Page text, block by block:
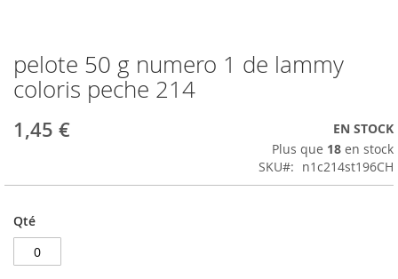
Passer
au
début
la
pelote 50 g numero 1 de lammy
coloris peche 214
1,45 €
EN STOCK
Plus que 18 en stock
SKU
n1c214st196CH
Qté